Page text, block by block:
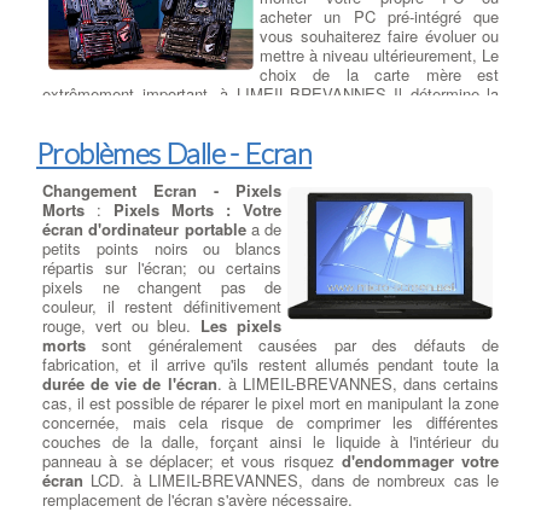
nombreux cas les réparations suivantes seront nécessaires :
désoxydation de la carte mère, remplacement des nappes et
composants défectueux, changement du clavier (cas d'un liquide
sucré) etc ….:Trouver Un Réparateur Ordi Portable
acheter un PC pré-intégré que
vous souhaiterez faire évoluer ou
mettre à niveau ultérieurement, Le
choix de la carte mère est
extrêmement important. à LIMEIL-BREVANNES Il détermine la
utiliserez dans votre nouveau PC, déterminent le type de carte
mère que vous pouvez utiliser.DEFINITION :
une carte de circuit imprimé (PCB) qui crée une sorte de
backbone permettant à une variété de composants de
communiquer, et qui fournit différents connecteurs pour des
composants tels que le CPU, l'unité de traitement graphique
GPU, la mémoire, et stockage. à LIMEIL-BREVANNES La
plupart des ordinateurs fabriqués aujourd'hui, y compris les
smartphones, tablettes, ordinateurs portables et ordinateurs de
bureau, utilisent des cartes mères pour rassembler tout, mais le
seul type que vous achetez généralement est celui des
ordinateurs de bureau. CHOIX :En choisissant la bonne carte
mère, vous devez vous assurer qu'elle répond à vos besoins
actuels et futurs. Si vous savez que vous ne voudrez jamais
mettre à niveau votre PC au-delà de sa configuration d'origine,
vous pouvez choisir une carte mère qui fournit exactement ce
dont vous avez besoin pour être opérationnel. à LIMEIL-
BREVANNES Mais si vous pensez pouvoir faire évoluer votre
PC ultérieurement, vous devrez vous assurer que votre carte
Problèmes Dalle - Ecran
Changement Ecran - Pixels
Morts : Pixels Morts : Votre
écran d'ordinateur portablea de
petits points noirs ou blancs
répartis sur l'écran; ou certains
pixels ne changent pas de
couleur, il restent définitivement
rouge, vert ou bleu. Les pixels
morts sont généralement causées par des défauts de
fabrication, et il arrive qu'ils restent allumés pendant toute la
durée de vie de l'écran. à LIMEIL-BREVANNES, dans certains
cas, il est possible de réparer le pixel mort en manipulant la zone
concernée, mais cela risque de comprimer les différentes
couches de la dalle, forçant ainsi le liquide à l'intérieur du
panneau à se déplacer; et vous risquez d'endommager votre
écran LCD. à LIMEIL-BREVANNES, dans de nombreux cas le
remplacement de l'écran s'avère nécessaire.